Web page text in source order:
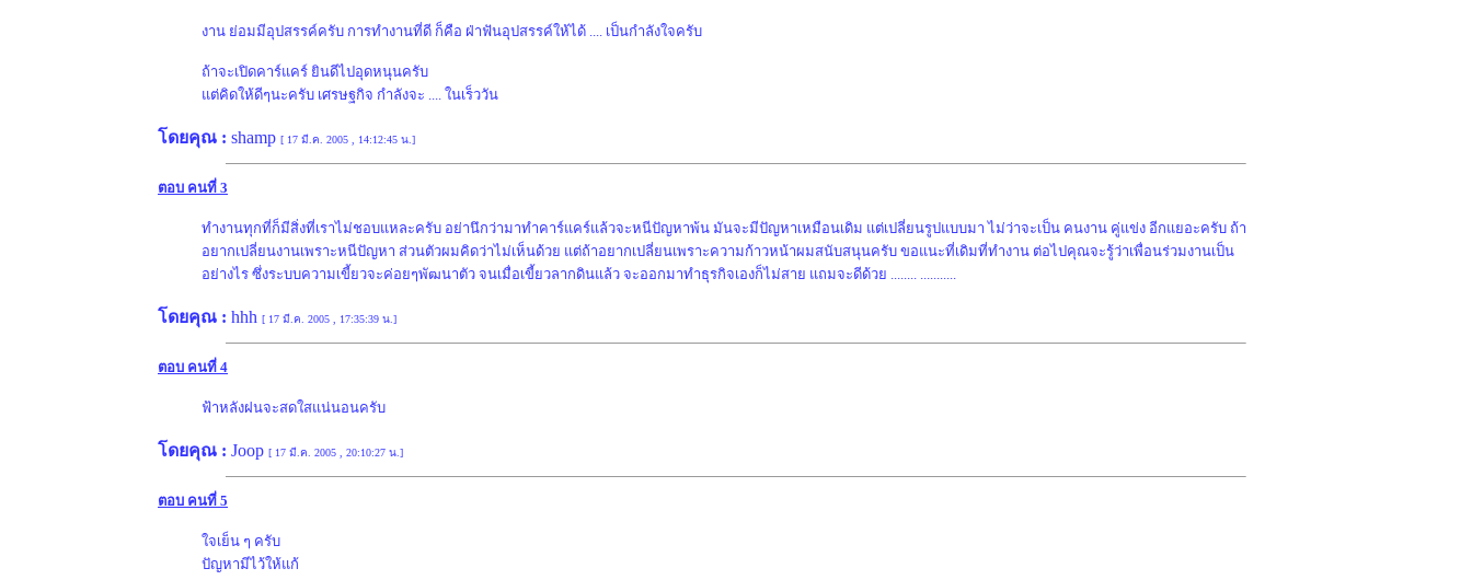
งาน ย่อมมีอุปสรรค์ครับ การทำงานที่ดี ก็คือ ฝ่าฟันอุปสรรค์ให้ได้ .... เป็นกำลังใจครับ
ถ้าจะเปิดคาร์แคร์ ยินดีไปอุดหนุนครับ
แต่คิดให้ดีๆนะครับ เศรษฐกิจ กำลังจะ .... ในเร็ววัน
โดยคุณ : shamp [ 17 มี.ค. 2005 , 14:12:45 น.]
ตอบ คนที่ 3
ทำงานทุกที่ก็มีสิ่งที่เราไม่ชอบแหละครับ อย่านึกว่ามาทำคาร์แคร์แล้วจะหนีปัญหาพ้น มันจะมีปัญหาเหมือนเดิม แต่เปลี่ยนรูปแบบมา ไม่ว่าจะเป็น คนงาน คู่แข่ง อีกแยอะครับ ถ้า
อยากเปลี่ยนงานเพราะหนีปัญหา ส่วนตัวผมคิดว่าไม่เห็นด้วย แต่ถ้าอยากเปลี่ยนเพราะความก้าวหน้าผมสนับสนุนครับ ขอแนะที่เดิมที่ทำงาน ต่อไปคุณจะรู้ว่าเพื่อนร่วมงานเป็น
อย่างไร ซึ่งระบบความเขี้ยวจะค่อยๆพัฒนาตัว จนเมื่อเขี้ยวลากดินแล้ว จะออกมาทำธุรกิจเองก็ไม่สาย แถมจะดีด้วย ........ ...........
โดยคุณ : hhh [ 17 มี.ค. 2005 , 17:35:39 น.]
ตอบ คนที่ 4
ฟ้าหลังฝนจะสดใสแน่นอนครับ
โดยคุณ : Joop [ 17 มี.ค. 2005 , 20:10:27 น.]
ตอบ คนที่ 5
ใจเย็น ๆ ครับ
ปัญหามีไว้ให้แก้